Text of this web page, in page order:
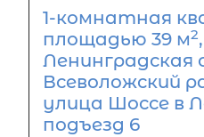
1-комнатная
площадью 39 м2,
Ленинградская
Всеволожский
улица Шоссе в
подъезд 6